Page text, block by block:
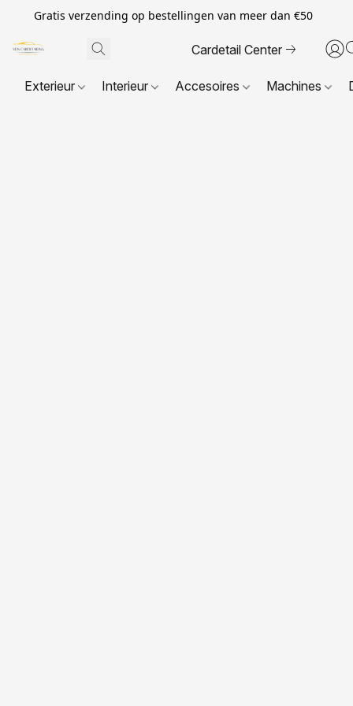
Gratis verzending op bestellingen van meer dan €50
Cardetail Center
Exterieur Interieur Accesoires Machines